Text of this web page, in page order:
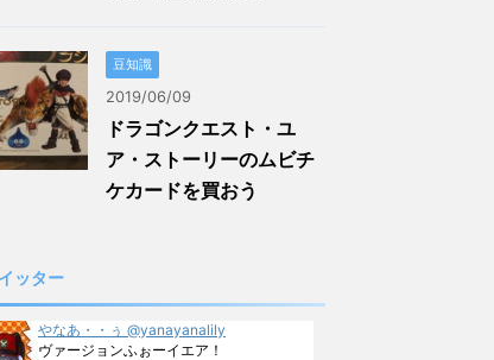
豆知識
2019/06/09
ドラゴンクエスト・ユ
ア・ストーリーのムビチ
ケカードを買おう
ッター
やなあ・・ぅ @yanayanalily
ヴァージョンふぉーイエア！